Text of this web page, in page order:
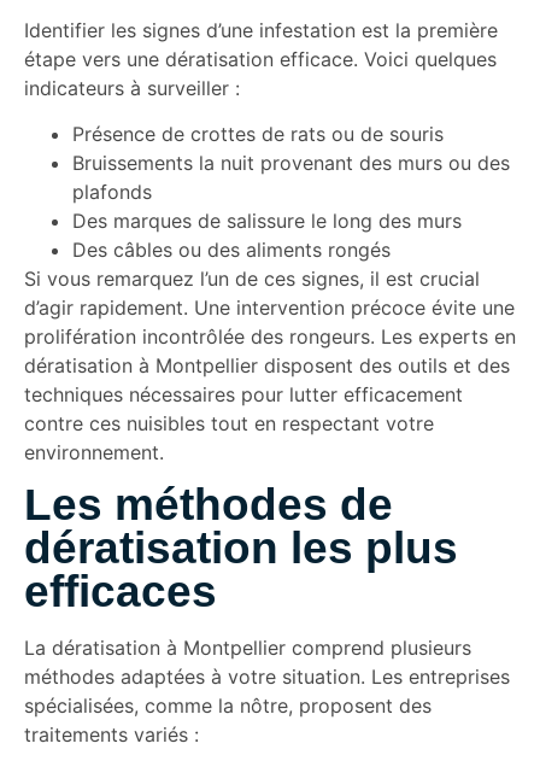
Identifier les signes d’une infestation est la première
étape vers une dératisation efficace. Voici quelques
indicateurs à surveiller :
Présence de crottes de rats ou de souris
Bruissements la nuit provenant des murs ou des
plafonds
Des marques de salissure le long des murs
Des câbles ou des aliments rongés
Si vous remarquez l’un de ces signes, il est crucial
d’agir rapidement. Une intervention précoce évite une
prolifération incontrôlée des rongeurs. Les experts en
dératisation à Montpellier disposent des outils et des
techniques nécessaires pour lutter efficacement
contre ces nuisibles tout en respectant votre
environnement.
Les méthodes de
dératisation les plus
efficaces
La dératisation à Montpellier comprend plusieurs
méthodes adaptées à votre situation. Les entreprises
spécialisées, comme la nôtre, proposent des
traitements variés :